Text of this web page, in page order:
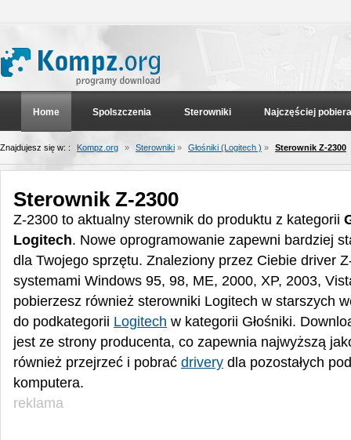
Home Spolszczenia Sterowniki Najczęściej
Znajdujesz się w: : Kompz.org » Sterowniki » Głośniki (Logitech ) » Sterownik Z-2300
Sterownik Z-2300
Z-2300 to aktualny sterownik do produktu z kategorii
Logitech. Nowe oprogramowanie zapewni bardziej
dla Twojego sprzętu. Znaleziony przez Ciebie driver
systemami Windows 95, 98, ME, 2000, XP, 2003,
pobierzesz również sterowniki Logitech w starszych
do podkategorii Logitech w kategorii Głośniki.
jest ze strony producenta, co zapewnia najwyższą
również przejrzeć i pobrać drivery dla pozostałych
komputera.
reklama